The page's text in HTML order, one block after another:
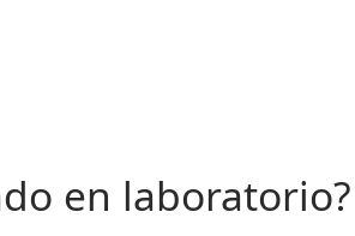
en laboratorio?